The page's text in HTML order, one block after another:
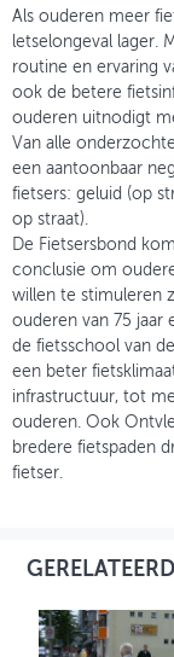
GEBRUIKER
Als ouderen meer
letselongeval lager.
routine en ervaring
ook de betere
ouderen uitnodigt
Van alle
een aantoonbaar
fietsers: geluid (op
op straat).
De Fietsersbond
conclusie om
willen te stimuleren
ouderen van 75 jaar
de fietsschool van
een beter
infrastructuur, tot
ouderen. Ook
bredere fietspaden
fietser.